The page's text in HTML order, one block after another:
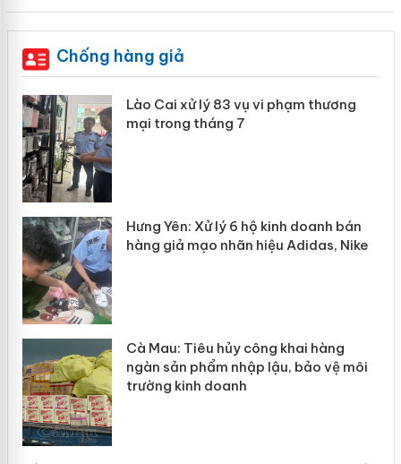
Chống hàng giả
Lào Cai xử lý 83 vụ vi phạm thương
mại trong tháng 7
Hưng Yên: Xử lý 6 hộ kinh doanh bán
hàng giả mạo nhãn hiệu Adidas, Nike
Cà Mau: Tiêu hủy công khai hàng
ngàn sản phẩm nhập lậu, bảo vệ môi
trường kinh doanh